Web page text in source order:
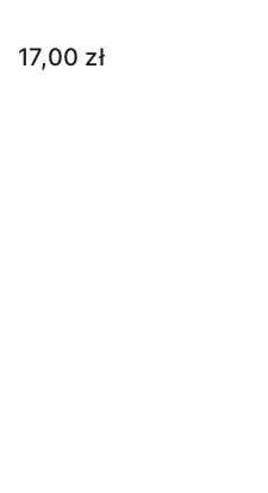
17,00 zł